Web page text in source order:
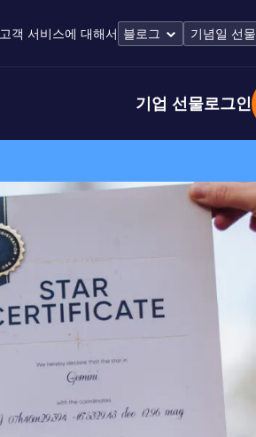
고객 서비스에 대해서 블로그 기념일 선물
기업 선물로그인